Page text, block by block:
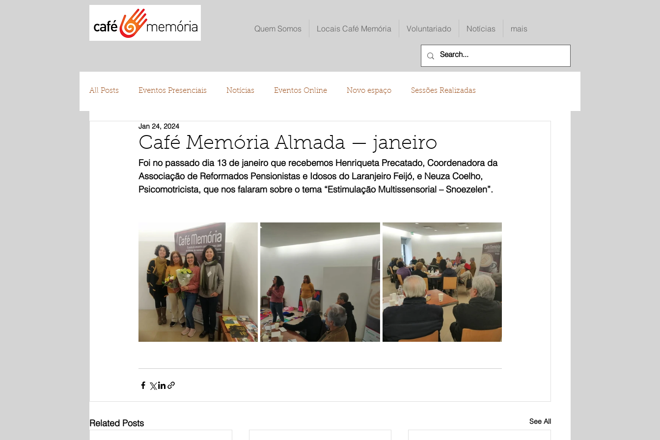
Quem Somos Locais Café Memória Voluntariado Notícias mais
All Posts Eventos Presenciais Notícias Eventos Online Novo espaço Sessões Realizadas
Testemunhos Voluntariado
Café Memória Almada — janeiro
Jan 24, 2024
Foi no passado dia 13 de janeiro que recebemos Henriqueta Precatado, Coordenadora da
Associação de Reformados Pensionistas e Idosos do Laranjeiro Feijó, e Neuza Coelho,
Psicomotricista, que nos falaram sobre o tema “Estimulação Multissensorial – Snoezelen”.
Related Posts See All